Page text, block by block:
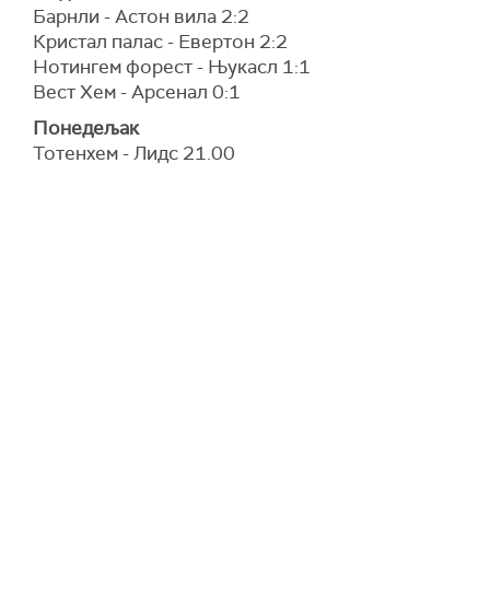
Барнли - Астон вила 2:2
Кристал палас - Евертон 2:2
Нотингем форест - Њукасл 1:1
Вест Хем - Арсенал 0:1
Понедељак
Тотенхем - Лидс 21.00